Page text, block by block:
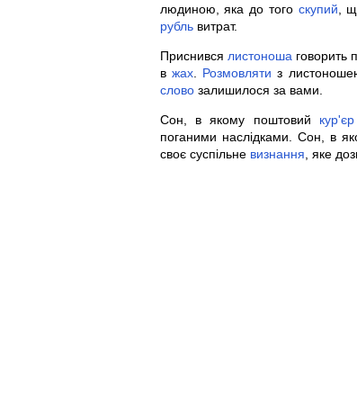
людиною, яка до того скупий ,
рубльвитрат.
Приснився листоноша говорить
в жах. Розмовляти з
словозалишилося за вами.
Сон, в якому поштовий кур'єр
поганими наслідками. Сон, в
своє суспільне визнання , яке